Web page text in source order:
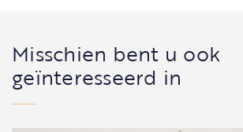
Misschien bent u ook
geïnteresseerd in